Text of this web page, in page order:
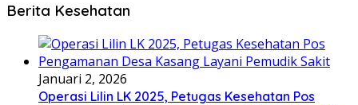
Berita Kesehatan
Januari 2, 2026
Operasi Lilin LK 2025, Petugas Kesehatan Pos